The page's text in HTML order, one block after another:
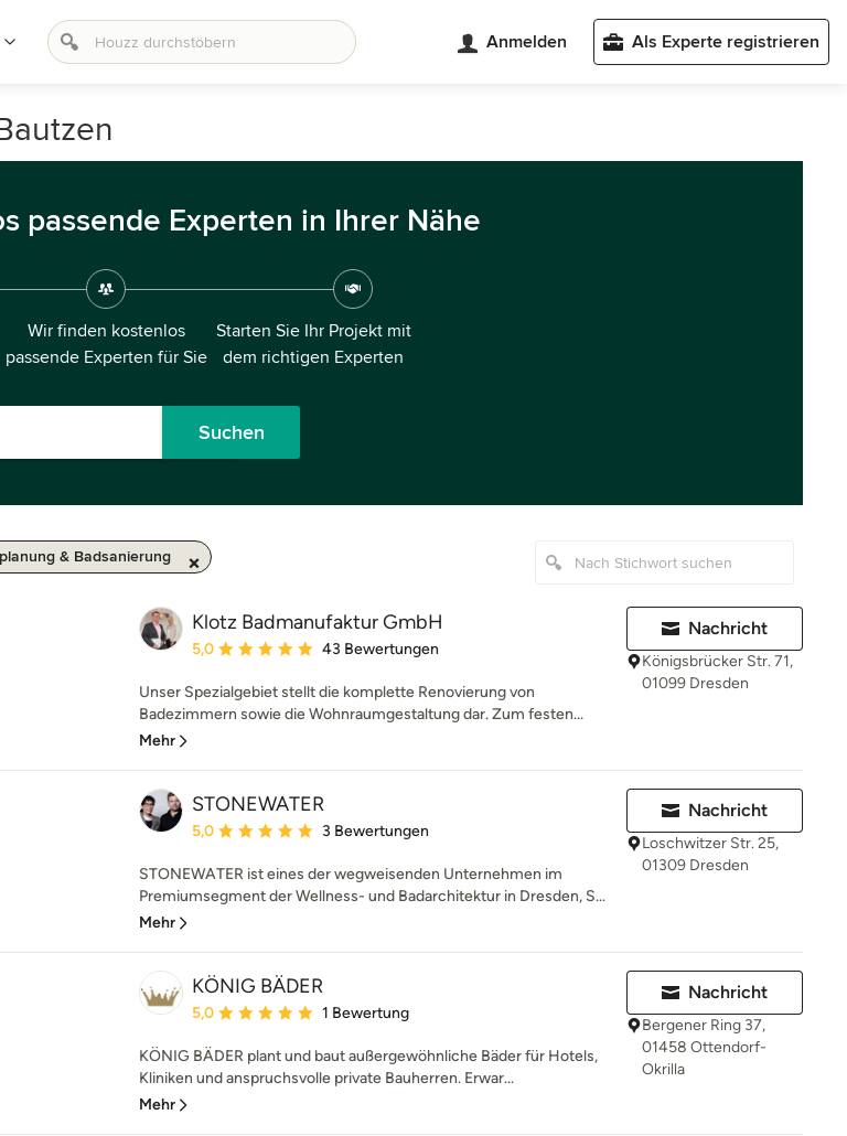
Anmelden Als Experte registrieren
passende Experten in Ihrer Nähe
Wir finden kostenlos
passende Experten für Sie
Starten Sie Ihr Projekt mit
dem richtigen Experten
Suchen
& Badsanierung
Klotz Badmanufaktur GmbH
Durchschnittliche Bewertung: 5 von 5 Sternen
5,0 43 Bewertungen
Unser Spezialgebiet stellt die komplette Renovierung von
Badezimmern sowie die Wohnraumgestaltung dar. Zum festen...
Mehr
Nachricht
Königsbrücker Str. 71,
01099 Dresden
STONEWATER
Durchschnittliche Bewertung: 5 von 5 Sternen
5,0 3 Bewertungen
STONEWATER ist eines der wegweisenden Unternehmen im
Premiumsegment der Wellness- und Badarchitektur in Dresden, S...
Mehr
Nachricht
Loschwitzer Str. 25,
01309 Dresden
KÖNIG BÄDER
Durchschnittliche Bewertung: 5 von 5 Sternen
5,0 1 Bewertung
KÖNIG BÄDER plant und baut außergewöhnliche Bäder für Hotels,
Kliniken und anspruchsvolle private Bauherren. Erwar...
Mehr
Nachricht
Bergener Ring 37,
01458 Ottendorf-
Okrilla